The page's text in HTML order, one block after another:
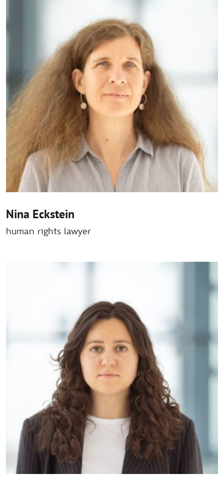
Nina Eckstein
human rights lawyer